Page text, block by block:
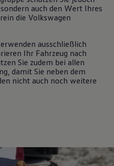
Zubehör
Elektronik
verbinden
Karten und Radio
auch den Wert Ihres
die Volkswagen
ausschließlich
Ihr Fahrzeug nach
Sie zudem bei allen
damit Sie neben dem
nicht auch noch weitere